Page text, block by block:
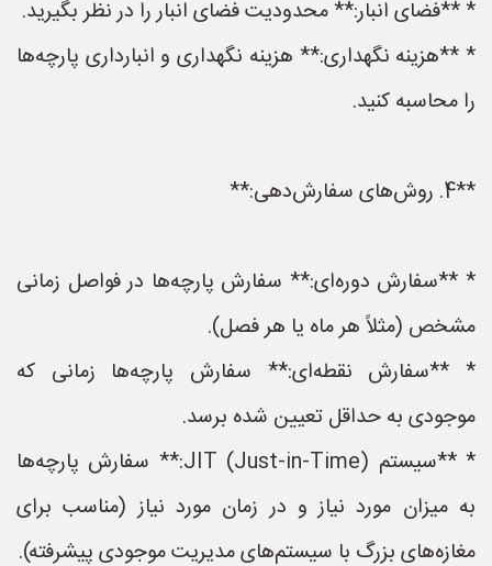
* **فضای انبار:** محدودیت فضای انبار را در نظر بگیرید.
* **هزینه نگهداری:** هزینه نگهداری و انبارداری پارچه‌ها
را محاسبه کنید.
**4. روش‌های سفارش‌دهی:**
* **سفارش دوره‌ای:** سفارش پارچه‌ها در فواصل زمانی
مشخص (مثلاً هر ماه یا هر فصل).
* **سفارش نقطه‌ای:** سفارش پارچه‌ها زمانی که
موجودی به حداقل تعیین شده برسد.
* **سیستم JIT (Just-in-Time):** سفارش پارچه‌ها
به میزان مورد نیاز و در زمان مورد نیاز (مناسب برای
مغازه‌های بزرگ با سیستم‌های مدیریت موجودی پیشرفته).